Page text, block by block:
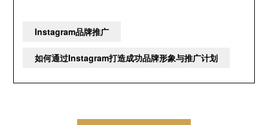
Instagram品牌推广
如何通过Instagram打造成功品牌形象与推广计划